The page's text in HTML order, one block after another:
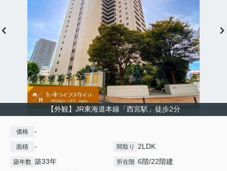
【外観】JR東海道本線「西宮駅」徒歩2分
価格 -
面積 - 間取り 2LDK
築年数 築33年 所在階 6階/22階建